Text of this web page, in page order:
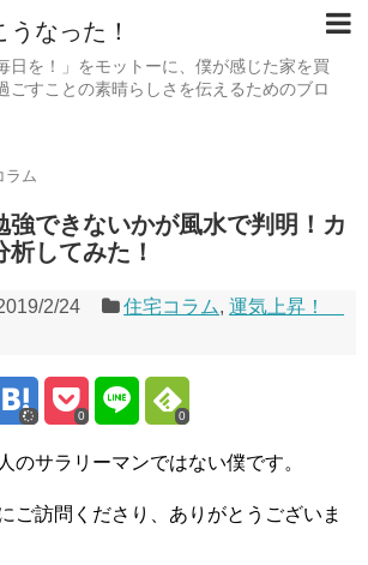
なった！
日を！」をモットーに、僕が感じた家を買
ごすことの素晴らしさを伝えるためのブロ
ラム
強できないかが風水で判明！カ
してみた！
2/24 住宅コラム,運気上昇！
0 0
のサラリーマンではない僕です。
ご訪問くださり、ありがとうございま